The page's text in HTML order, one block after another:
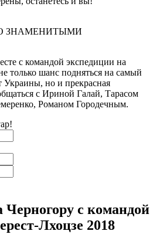
ЗНАМЕНИТЫМИ
с командой экспедиции на
только шанс подняться на самый
Украины, но и прекрасная
с Ириной Галай, Тарасом
Романом Городечным.
Черногору с командой
Лхоцзе 2018